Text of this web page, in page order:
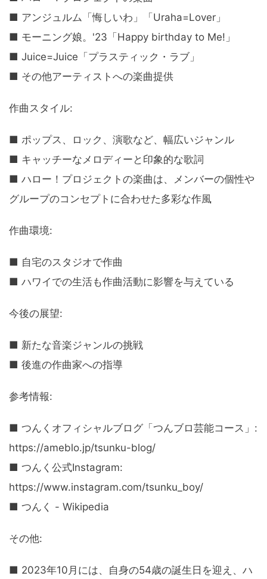
■ アンジュルム「悔しいわ」「Uraha=Lover」
■ モーニング娘。'23「Happy birthday to Me!」
■ Juice=Juice「プラスティック・ラブ」
■ その他アーティストへの楽曲提供
作曲スタイル:
■ ポップス、ロック、演歌など、幅広いジャンル
■ キャッチーなメロディーと印象的な歌詞
■ ハロー！プロジェクトの楽曲は、メンバーの個性や
グループのコンセプトに合わせた多彩な作風
作曲環境:
■ 自宅のスタジオで作曲
■ ハワイでの生活も作曲活動に影響を与えている
今後の展望:
■ 新たな音楽ジャンルの挑戦
■ 後進の作曲家への指導
参考情報:
■ つんくオフィシャルブログ「つんブロ芸能コース」:
https://ameblo.jp/tsunku-blog/
■ つんく公式Instagram:
https://www.instagram.com/tsunku_boy/
■ つんく - Wikipedia
その他:
■ 2023年10月には、自身の54歳の誕生日を迎え、ハ